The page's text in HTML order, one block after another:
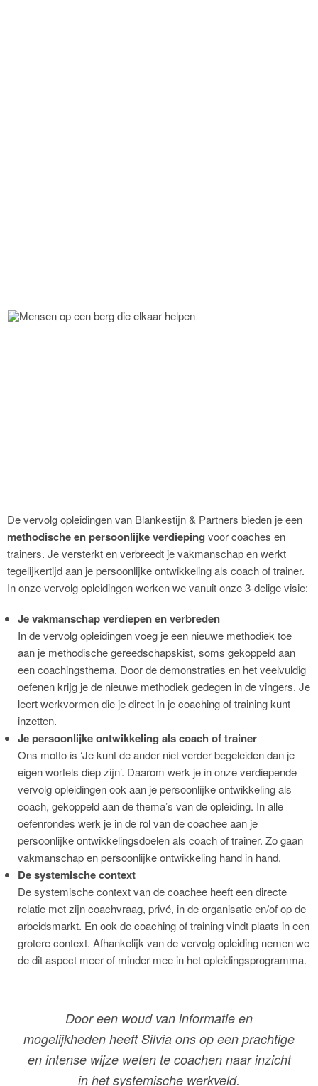
De vervolg opleidingen van Blankestijn & Partners bieden je een
methodische en persoonlijke verdieping voor coaches en
trainers. Je versterkt en verbreedt je vakmanschap en werkt
tegelijkertijd aan je persoonlijke ontwikkeling als coach of trainer.
In onze vervolg opleidingen werken we vanuit onze 3-delige visie:
Je vakmanschap verdiepen en verbreden
In de vervolg opleidingen voeg je een nieuwe methodiek toe
aan je methodische gereedschapskist, soms gekoppeld aan
een coachingsthema. Door de demonstraties en het veelvuldig
oefenen krijg je de nieuwe methodiek gedegen in de vingers. Je
leert werkvormen die je direct in je coaching of training kunt
inzetten.
Je persoonlijke ontwikkeling als coach of trainer
Ons motto is ‘Je kunt de ander niet verder begeleiden dan je
eigen wortels diep zijn’. Daarom werk je in onze verdiepende
vervolg opleidingen ook aan je persoonlijke ontwikkeling als
coach, gekoppeld aan de thema’s van de opleiding. In alle
oefenrondes werk je in de rol van de coachee aan je
persoonlijke ontwikkelingsdoelen als coach of trainer. Zo gaan
vakmanschap en persoonlijke ontwikkeling hand in hand.
De systemische context
De systemische context van de coachee heeft een directe
relatie met zijn coachvraag, privé, in de organisatie en/of op de
arbeidsmarkt. En ook de coaching of training vindt plaats in een
grotere context. Afhankelijk van de vervolg opleiding nemen we
de dit aspect meer of minder mee in het opleidingsprogramma.
Door een woud van informatie en
mogelijkheden heeft Silvia ons op een prachtige
en intense wijze weten te coachen naar inzicht
in het systemische werkveld.